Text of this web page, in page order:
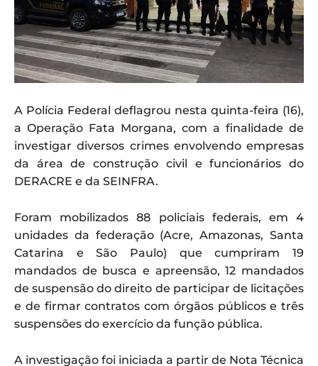
A Polícia Federal deflagrou nesta quinta-feira (16),
a Operação Fata Morgana, com a finalidade de
investigar diversos crimes envolvendo empresas
da área de construção civil e funcionários do
DERACRE e da SEINFRA.
Foram mobilizados 88 policiais federais, em 4
unidades da federação (Acre, Amazonas, Santa
Catarina e São Paulo) que cumpriram 19
mandados de busca e apreensão, 12 mandados
de suspensão do direito de participar de licitações
e de firmar contratos com órgãos públicos e três
suspensões do exercício da função pública.
A investigação foi iniciada a partir de Nota Técnica